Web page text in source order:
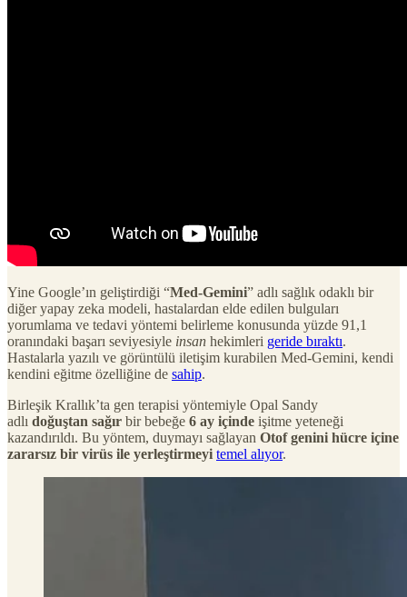
Yine Google’ın geliştirdiği “Med-Gemini” adlı sağlık odaklı bir
diğer yapay zeka modeli, hastalardan elde edilen bulguları
yorumlama ve tedavi yöntemi belirleme konusunda yüzde 91,1
oranındaki başarı seviyesiyle insan hekimleri geride bıraktı.
Hastalarla yazılı ve görüntülü iletişim kurabilen Med-Gemini, kendi
kendini eğitme özelliğine de sahip.
Birleşik Krallık’ta gen terapisi yöntemiyle Opal Sandy
adlı doğuştan sağır bir bebeğe 6 ay içinde işitme yeteneği
kazandırıldı. Bu yöntem, duymayı sağlayan Otof genini hücre içine
zararsız bir virüs ile yerleştirmeyi temel alıyor.